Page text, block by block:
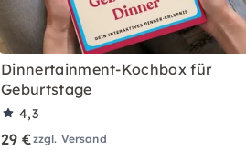
Dinnertainment-Kochbox für
Geburtstage
4,3
29 €zzgl. Versand